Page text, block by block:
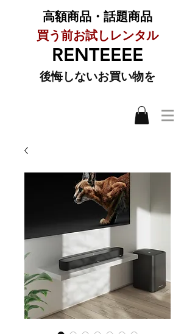
高額商品・話題商品
買う前お試しレンタル
RENTEEEE
​後悔しないお買い物を